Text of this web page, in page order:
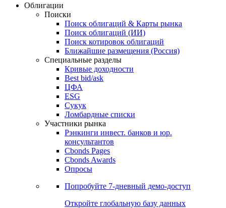
Облигации
Поиски
Поиск облигаций & Карты рынка
Поиск облигаций (ИИ)
Поиск котировок облигаций
Ближайшие размещения (Россия)
Специальные разделы
Кривые доходности
Best bid/ask
ЦФА
ESG
Сукук
Ломбардные списки
Участники рынка
Рэнкинги инвест. банков и юр.
консультантов
Cbonds Pages
Cbonds Awards
Опросы
Попробуйте 7-дневный демо-доступ
Откройте глобальную базу данных